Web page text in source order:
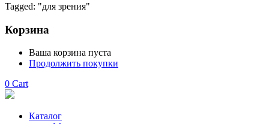
Tagged: "для зрения"
Корзина
Ваша корзина пуста
Продолжить покупки
0 Cart
Каталог